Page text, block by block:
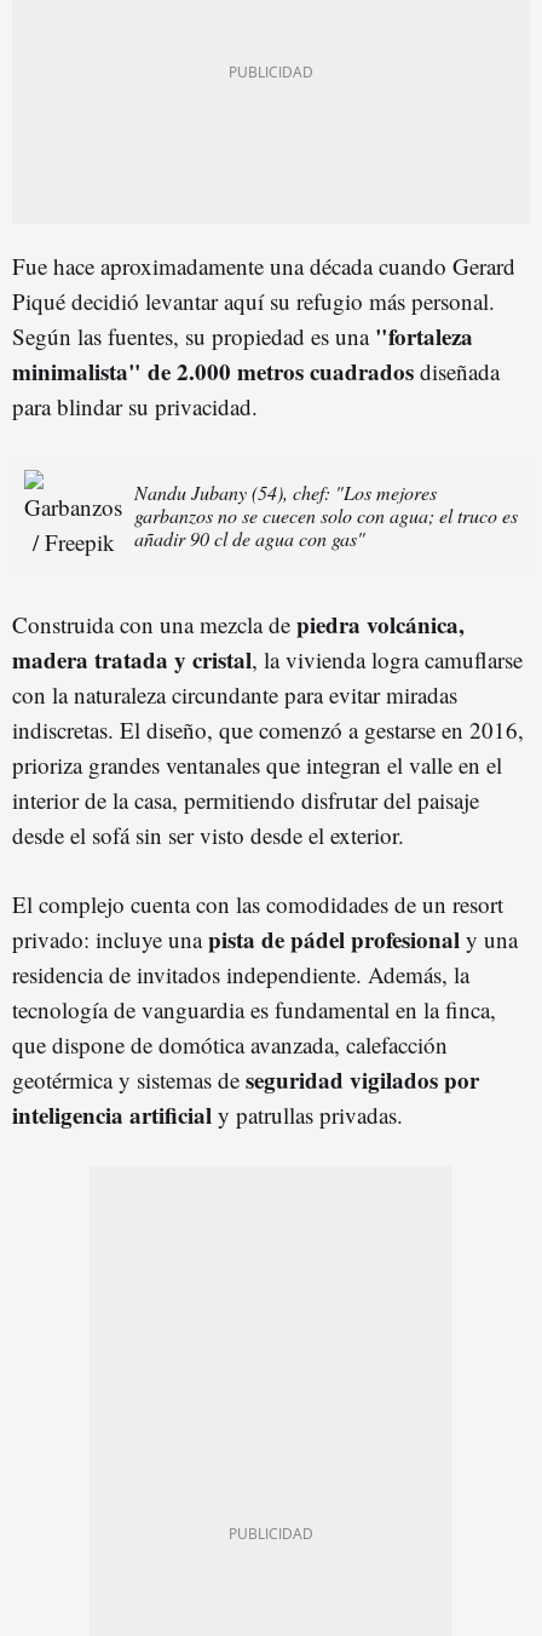
Fue hace aproximadamente una década cuando Gerard
Piqué decidió levantar aquí su refugio más personal.
Según las fuentes, su propiedad es una "fortaleza
minimalista" de 2.000 metros cuadrados diseñada
para blindar su privacidad.
Nandu Jubany (54), chef: "Los mejores
garbanzos no se cuecen solo con agua; el truco es
añadir 90 cl de agua con gas"
Construida con una mezcla de piedra volcánica,
madera tratada y cristal, la vivienda logra camuflarse
con la naturaleza circundante para evitar miradas
indiscretas. El diseño, que comenzó a gestarse en 2016,
prioriza grandes ventanales que integran el valle en el
interior de la casa, permitiendo disfrutar del paisaje
desde el sofá sin ser visto desde el exterior.
El complejo cuenta con las comodidades de un resort
privado: incluye unapista de pádel profesional y una
residencia de invitados independiente. Además, la
tecnología de vanguardia es fundamental en la finca,
que dispone de domótica avanzada, calefacción
geotérmica y sistemas de seguridad vigilados por
inteligencia artificial y patrullas privadas.